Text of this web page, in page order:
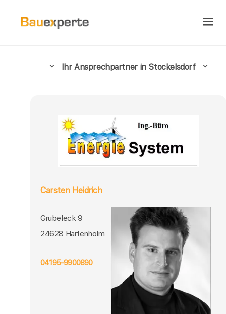
Ihr Ansprechpartner in Stockelsdorf
Carsten Heidrich
Grubeleck 9
24628 Hartenholm
04195-9900890